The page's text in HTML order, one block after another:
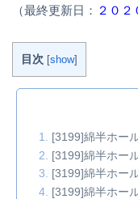
（最終更新日： ２０２
目次 [show]
[3199]綿半ホー
[3199]綿半ホー
[3199]綿半ホー
[3199]綿半ホー